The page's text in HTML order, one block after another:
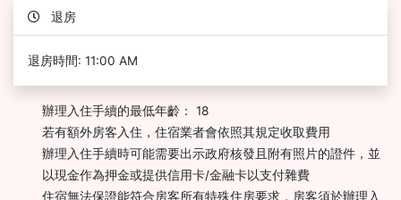
退房
退房時間: 11:00 AM
辦理入住手續的最低年齡： 18
若有額外房客入住，住宿業者會依照其規定收取費用
辦理入住手續時可能需要出示政府核發且附有照片的證件，並
以現金作為押金或提供信用卡/金融卡以支付雜費
住宿無法保證能符合房客所有特殊住房要求，房客須於辦理入